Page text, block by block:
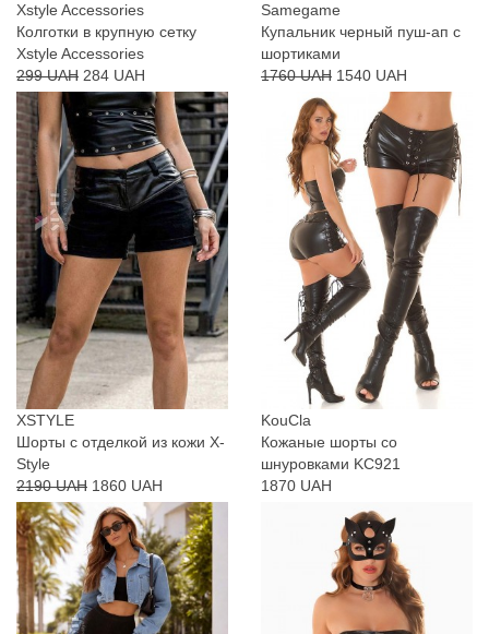
Xstyle Accessories
Колготки в крупную сетку
Xstyle Accessories
299 UAH 284 UAH
Samegame
Купальник черный пуш-ап с
шортиками
1760 UAH 1540 UAH
XSTYLE
Шорты с отделкой из кожи X-
Style
2190 UAH 1860 UAH
KouCla
Кожаные шорты со
шнуровками KC921
1870 UAH